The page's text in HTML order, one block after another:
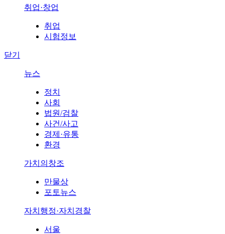
취업·창업
취업
시험정보
닫기
뉴스
정치
사회
법원/검찰
사건/사고
경제·유통
환경
가치의창조
만물상
포토뉴스
자치행정·자치경찰
서울